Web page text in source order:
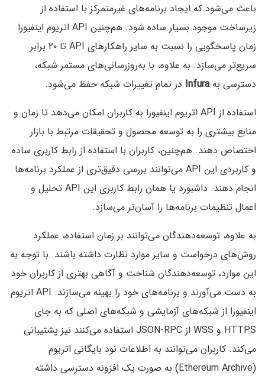
باعث می‌شود که ایجاد برنامه‌های غیرمتمرکز با استفاده از
زیرساخت موجود بسیار ساده شود. هم‌چنین API اتریوم اینفیورا
زمان پاسخگویی را نسبت به سایر راهکارهای API تا ۲۰ برابر
سریع‌تر می‌سازد. به علاوه، با به‌روزرسانی‌های مستمر شبکه،
دسترسی به Infura در تمام تغییرات شبکه حفظ می‌شود.
استفاده از API اتریوم اینفیورا به کاربران امکان می‌دهد تا زمان و
منابع بیشتری را به توسعه محصول و تحقیقات مرتبط با بازار
اختصاص دهند. هم‌چنین، کاربران با استفاده از رابط کاربری ساده
و کاربردی این API می‌توانند بررسی دقیق‌تری از عملکرد برنامه‌ها
انجام دهند. داشبورد یا همان رابط کاربری این API تحلیل و
اعمال تنظیمات برنامه‌ها را آسان‌تر می‌سازد.
به علاوه، توسعه‌دهندگان می‌توانند بر زمان استفاده، عملکرد
روش‌های درخواست و سایر موارد نظارت داشته باشند. با توجه به
این موارد، توسعه‌دهندگان شناخت و آگاهی بهتری از کاربران خود
به دست می‌آورند و برنامه‌های خود را بهینه می‌سازند. API اتریوم
اینفیورا از شبکه‌های آزمایشی و شبکه‌های اصلی که به جای
HTTPS و WSS از JSON-RPC استفاده می‌کنند نیز پشتیبانی
می‌کند. کاربران می‌توانند به اطلاعات نود بایگانی اتریوم
(Ethereum Archive) به صورت یک افزونه دسترسی داشته